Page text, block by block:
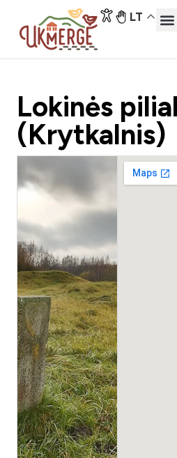
LT
Lokinės
(Krytkalnis)